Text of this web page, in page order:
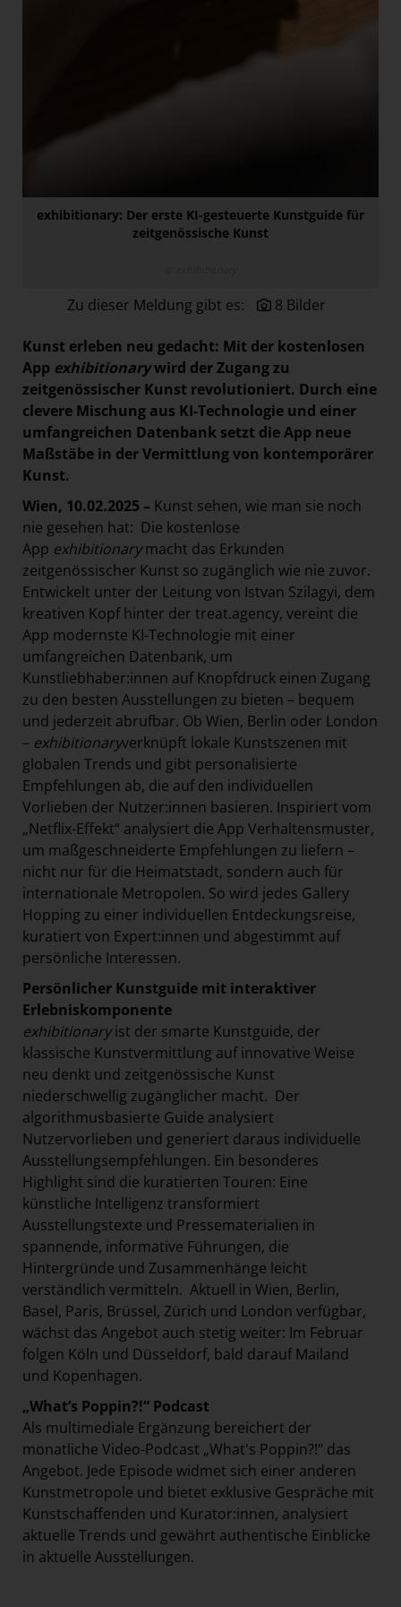
The Companion
Vöslauer
exhibitionary: Der erste KI-gesteuerte Kunstguide für
zeitgenössische Kunst
Zu dieser Meldung gibt es: 8 Bilder
Kunst erleben neu gedacht: Mit der kostenlosen
App exhibitionarywird der Zugang zu
zeitgenössischer Kunst revolutioniert. Durch eine
clevere Mischung aus KI-Technologie und einer
umfangreichen Datenbank setzt die App neue
Maßstäbe in der Vermittlung von kontemporärer
Kunst.
Wien, 10.02.2025 – Kunst sehen, wie man sie noch
nie gesehen hat: Die kostenlose
App exhibitionarymacht das Erkunden
zeitgenössischer Kunst so zugänglich wie nie zuvor.
Entwickelt unter der Leitung von Istvan Szilagyi, dem
kreativen Kopf hinter der treat.agency, vereint die
App modernste KI-Technologie mit einer
umfangreichen Datenbank, um
Kunstliebhaber:innen auf Knopfdruck einen Zugang
zu den besten Ausstellungen zu bieten – bequem
und jederzeit abrufbar. Ob Wien, Berlin oder London
– exhibitionaryverknüpft lokale Kunstszenen mit
globalen Trends und gibt personalisierte
Empfehlungen ab, die auf den individuellen
Vorlieben der Nutzer:innen basieren. Inspiriert vom
„Netflix-Effekt“ analysiert die App Verhaltensmuster,
um maßgeschneiderte Empfehlungen zu liefern –
nicht nur für die Heimatstadt, sondern auch für
internationale Metropolen. So wird jedes Gallery
Hopping zu einer individuellen Entdeckungsreise,
kuratiert von Expert:innen und abgestimmt auf
persönliche Interessen.
Persönlicher Kunstguide mit interaktiver
Erlebniskomponente
exhibitionaryist der smarte Kunstguide, der
klassische Kunstvermittlung auf innovative Weise
neu denkt und zeitgenössische Kunst
niederschwellig zugänglicher macht. Der
algorithmusbasierte Guide analysiert
Nutzervorlieben und generiert daraus individuelle
Ausstellungsempfehlungen. Ein besonderes
Highlight sind die kuratierten Touren: Eine
künstliche Intelligenz transformiert
Ausstellungstexte und Pressematerialien in
spannende, informative Führungen, die
Hintergründe und Zusammenhänge leicht
verständlich vermitteln. Aktuell in Wien, Berlin,
Basel, Paris, Brüssel, Zürich und London verfügbar,
wächst das Angebot auch stetig weiter: Im Februar
folgen Köln und Düsseldorf, bald darauf Mailand
und Kopenhagen.
„What’s Poppin?!“ Podcast
Als multimediale Ergänzung bereichert der
monatliche Video-Podcast „What's Poppin?!" das
Angebot. Jede Episode widmet sich einer anderen
Kunstmetropole und bietet exklusive Gespräche mit
Kunstschaffenden und Kurator:innen, analysiert
aktuelle Trends und gewährt authentische Einblicke
in aktuelle Ausstellungen.